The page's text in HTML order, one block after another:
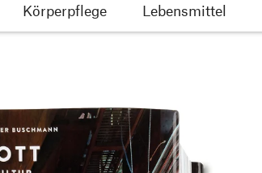
Körperpflege Lebensmittel